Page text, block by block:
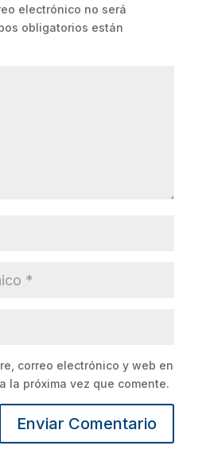
electrónico no será
obligatorios están
correo electrónico y web en
la próxima vez que comente.